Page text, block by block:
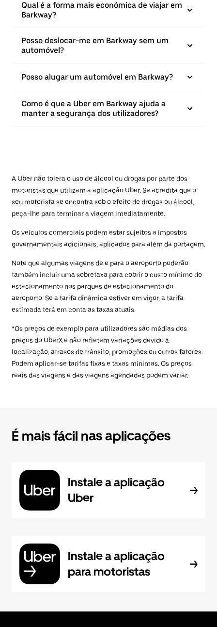
Qual é a forma mais económica de viajar em
Barkway?
Posso deslocar-me em Barkway sem um
automóvel?
Posso alugar um automóvel em Barkway?
Como é que a Uber em Barkway ajuda a
manter a segurança dos utilizadores?
A Uber não tolera o uso de álcool ou drogas por parte dos
motoristas que utilizam a aplicação Uber. Se acredita que o
seu motorista se encontra sob o efeito de drogas ou álcool,
peça-lhe para terminar a viagem imediatamente.
Os veículos comerciais podem estar sujeitos a impostos
governamentais adicionais, aplicados para além da portagem.
Note que algumas viagens de e para o aeroporto poderão
também incluir uma sobretaxa para cobrir o custo mínimo do
estacionamento nos parques de estacionamento do
aeroporto. Se a tarifa dinâmica estiver em vigor, a tarifa
estimada terá em conta as taxas atuais.
*Os preços de exemplo para utilizadores são médias dos
preços do UberX e não refletem variações devido à
localização, atrasos de trânsito, promoções ou outros fatores.
Podem aplicar-se tarifas fixas e taxas mínimas. Os preços
reais das viagens e das viagens agendadas podem variar.
É mais fácil nas aplicações
Instale a aplicação
Uber
Instale a aplicação
para motoristas